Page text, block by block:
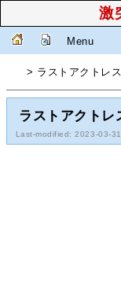
激
Menu
> ラストアクトレス
ラストアクトレ
Last-modified: 2023-03-